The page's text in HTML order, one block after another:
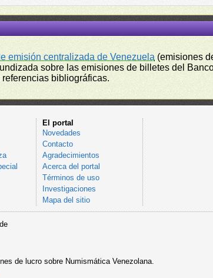
emisión centralizada de Venezuela (emisiones
sobre las emisiones de billetes del
bibliográficas.
El portal
Novedades
Contacto
Agradecimientos
Acerca del portal
Términos de uso
Investigaciones
Mapa del sitio
de lucro sobre Numismática Venezolana.